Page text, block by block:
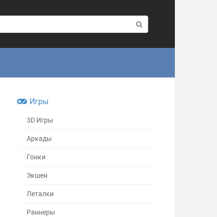
Игры
3D Игры
Аркады
Гонки
Экшен
Леталки
Раннеры